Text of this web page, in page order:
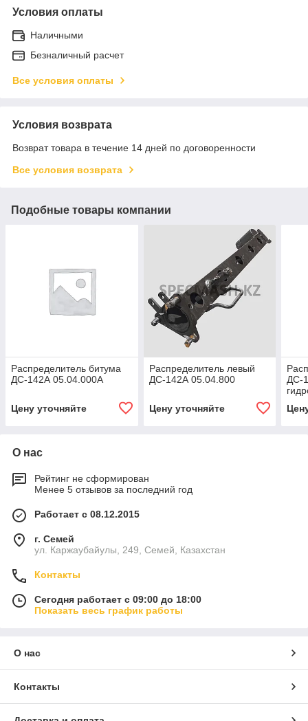
Условия оплаты
Наличными
Безналичный расчет
Все условия оплаты
Условия возврата
Возврат товара в течение 14 дней по договоренности
Все условия возврата
Подобные товары компании
Распределитель битума
ДС-142А 05.04.000А
Цену уточняйте
Распределитель левый
ДС-142А 05.04.800
Цену уточняйте
ДС-
О нас
Рейтинг не сформирован
Менее 5 отзывов за последний год
Работает с 08.12.2015
г. Семей
ул. Каржаубайулы, 249, Семей, Казахстан
Контакты
Сегодня работает с 09:00 до 18:00
Показать весь график работы
О нас
Контакты